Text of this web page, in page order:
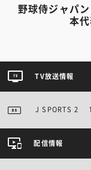
野球侍ジャパン
本
TV放送情報
J SPORTS 2
配信情報